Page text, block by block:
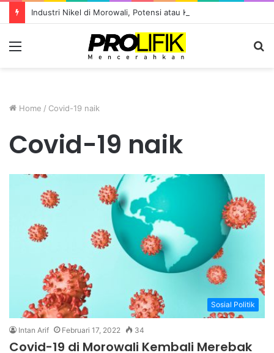
Home / Covid-19 naik
Covid-19 naik
Sosial Politik
Intan Arif Februari 17, 2022 34
Covid-19 di Morowali Kembali Merebak